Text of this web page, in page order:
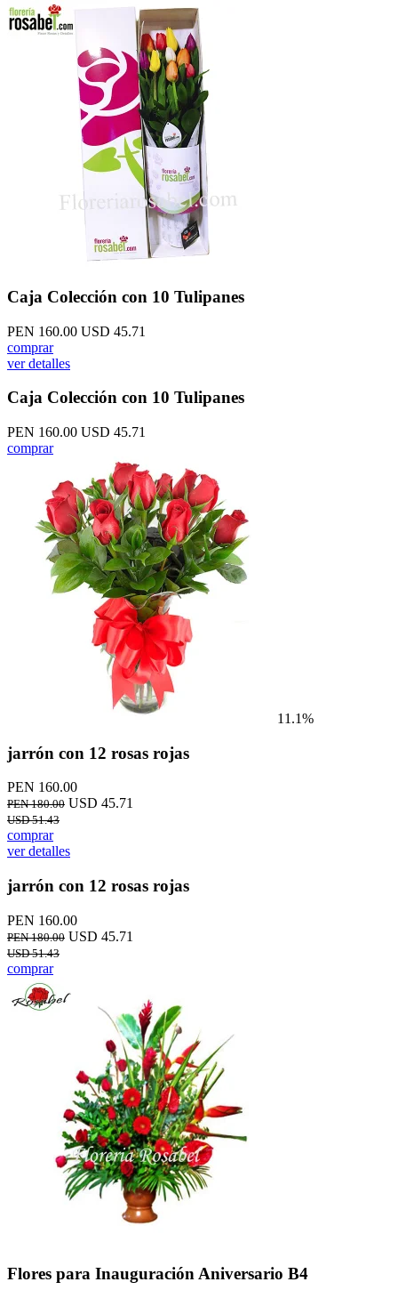
Caja Colección con 10 Tulipanes
PEN 160.00 USD 45.71
comprar
ver detalles
Caja Colección con 10 Tulipanes
PEN 160.00 USD 45.71
comprar
11.1%
jarrón con 12 rosas rojas
PEN 160.00
PEN 180.00 USD 45.71
USD 51.43
comprar
ver detalles
jarrón con 12 rosas rojas
PEN 160.00
PEN 180.00 USD 45.71
USD 51.43
comprar
Flores para Inauguración Aniversario B4